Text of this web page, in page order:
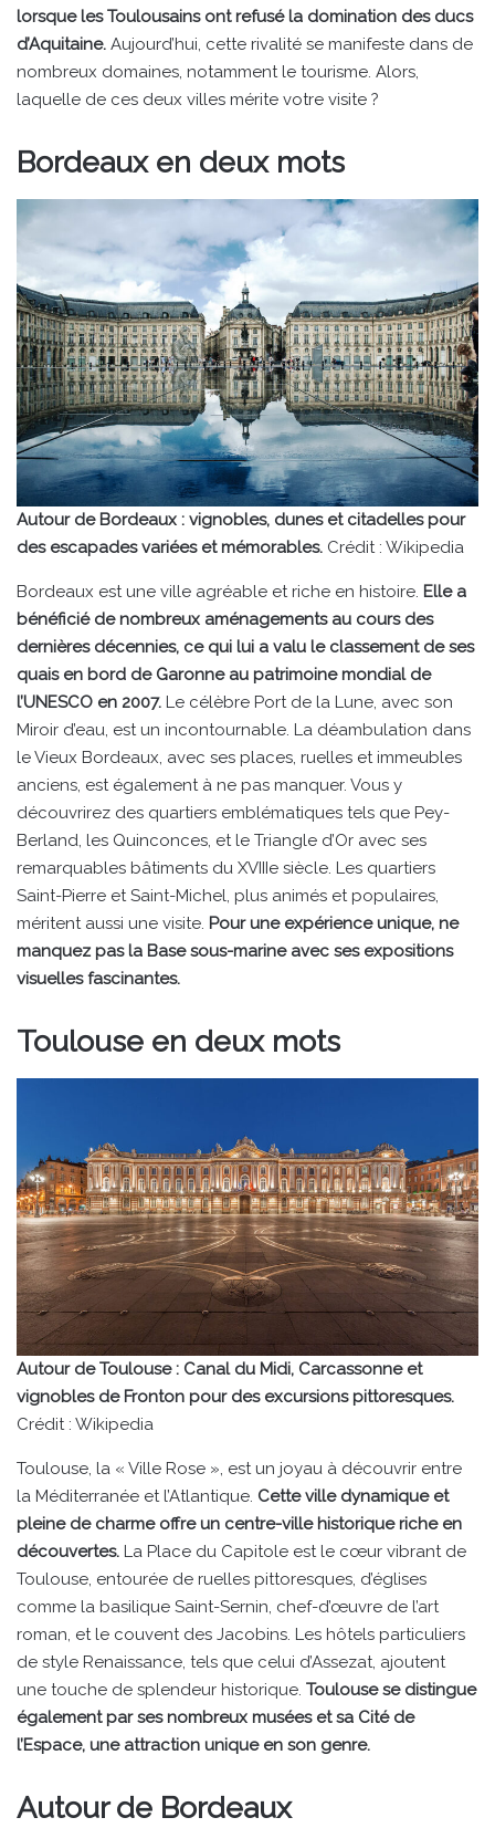
lorsque les Toulousains ont refusé la domination des ducs
d’Aquitaine. Aujourd’hui, cette rivalité se manifeste dans de
nombreux domaines, notamment le tourisme. Alors,
laquelle de ces deux villes mérite votre visite ?
Bordeaux en deux mots
Autour de Bordeaux : vignobles, dunes et citadelles pour
des escapades variées et mémorables. Crédit : Wikipedia
Bordeaux est une ville agréable et riche en histoire. Elle a
bénéficié de nombreux aménagements au cours des
dernières décennies, ce qui lui a valu le classement de ses
quais en bord de Garonne au patrimoine mondial de
l’UNESCO en 2007. Le célèbre Port de la Lune, avec son
Miroir d’eau, est un incontournable. La déambulation dans
le Vieux Bordeaux, avec ses places, ruelles et immeubles
anciens, est également à ne pas manquer. Vous y
découvrirez des quartiers emblématiques tels que Pey-
Berland, les Quinconces, et le Triangle d’Or avec ses
remarquables bâtiments du XVIIIe siècle. Les quartiers
Saint-Pierre et Saint-Michel, plus animés et populaires,
méritent aussi une visite. Pour une expérience unique, ne
manquez pas la Base sous-marine avec ses expositions
visuelles fascinantes.
Toulouse en deux mots
Autour de Toulouse : Canal du Midi, Carcassonne et
vignobles de Fronton pour des excursions pittoresques.
Crédit : Wikipedia
Toulouse, la « Ville Rose », est un joyau à découvrir entre
la Méditerranée et l’Atlantique. Cette ville dynamique et
pleine de charme offre un centre-ville historique riche en
découvertes. La Place du Capitole est le cœur vibrant de
Toulouse, entourée de ruelles pittoresques, d’églises
comme la basilique Saint-Sernin, chef-d’œuvre de l’art
roman, et le couvent des Jacobins. Les hôtels particuliers
de style Renaissance, tels que celui d’Assezat, ajoutent
une touche de splendeur historique. Toulouse se distingue
également par ses nombreux musées et sa Cité de
l’Espace, une attraction unique en son genre.
Autour de Bordeaux